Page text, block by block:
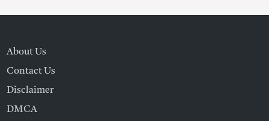
About Us
Contact Us
Disclaimer
DMCA